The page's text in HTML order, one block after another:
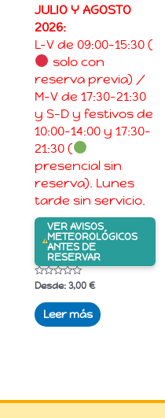
JULIO Y AGOSTO
2026:
L-V de 09:00-15:30 (
solo con
reserva previa) /
M-V de 17:30-21:30
y S-D y festivos de
10:00-14:00 y 17:30-
21:30 (
presencial sin
reserva). Lunes
tarde sin servicio.
VER AVISOS
METEOROLÓGICOS
ANTES DE
RESERVAR
Valorado
de
5
Desde:3,00€
Leer más